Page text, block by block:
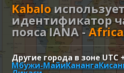
Kabalo
идентификатор
пояса IANA -
Другие города в зоне UTC
Мбужи-МайиКананга